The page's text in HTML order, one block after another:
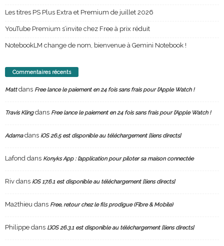
Les titres PS Plus Extra et Premium de juillet 2026
YouTube Premium s’invite chez Free à prix réduit
NotebookLM change de nom, bienvenue à Gemini Notebook !
Commentaires récents
Mattdans Free lance le paiement en 24 fois sans frais pour l’Apple Watch !
Travis Klingdans Free lance le paiement en 24 fois sans frais pour l’Apple Watch !
Adamadans iOS 26.5 est disponible au téléchargement [liens directs]
Lafond dans Konyks App : l’application pour piloter sa maison connectée
Riv dans iOS 17.6.1 est disponible au téléchargement [liens directs]
Ma2thieu dans Free, retour chez le fils prodigue (Fibre & Mobile)
Philippe dans L’iOS 26.3.1 est disponible au téléchargement [liens directs]